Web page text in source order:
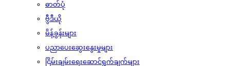
ဓာတ်ပုံ
ဗွီဒီယို
မိန့်ခွန်းများ
ပညာပေးဆွေးနွေးမှုများ
ငြိမ်းချမ်းရေးဆောင်ရွက်ချက်များ